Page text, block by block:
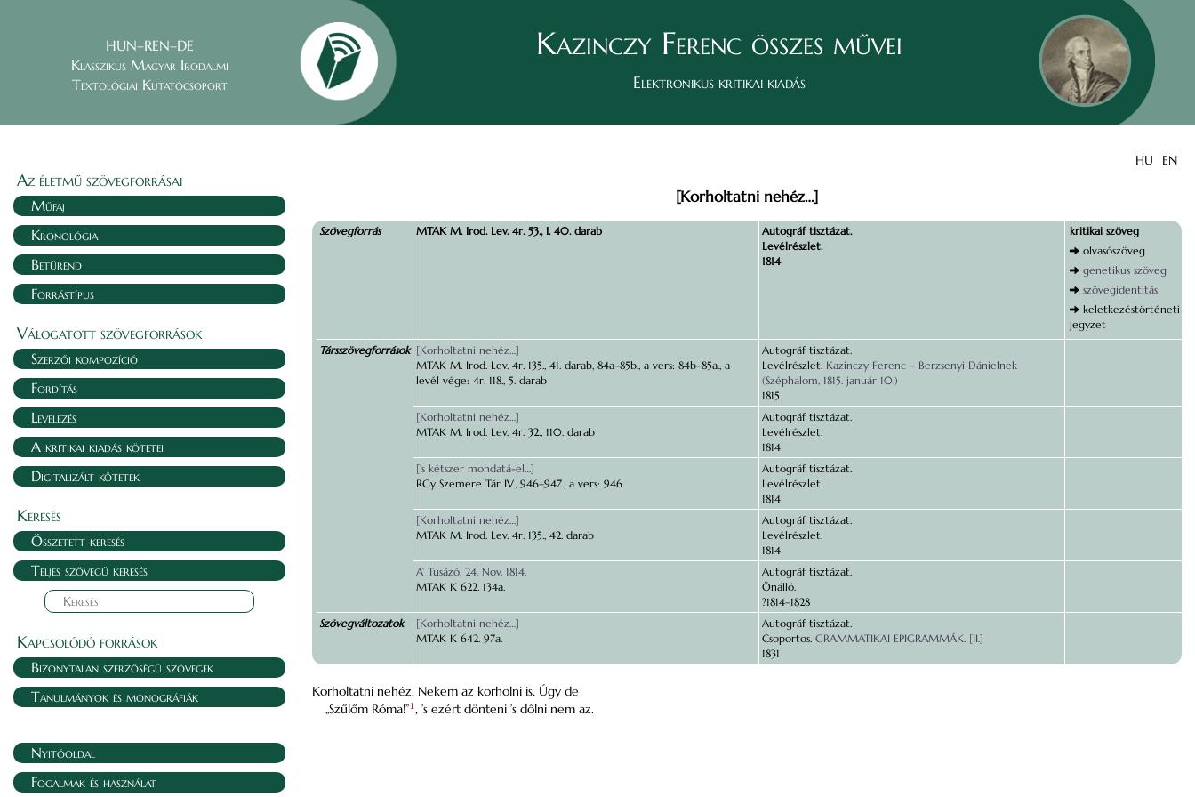
HUN–REN–DE
Klasszikus Magyar Irodalmi
Textológiai Kutatócsoport
Kazinczy Ferenc összes művei
Elektronikus kritikai kiadás
HU EN
Az életmű szövegforrásai
Műfaj
Kronológia
Betűrend
Forrástípus
Válogatott szövegforrások
Szerzői kompozíció
Fordítás
Levelezés
A kritikai kiadás kötetei
Digitalizált kötetek
Keresés
Összetett keresés
Teljes szövegű keresés
Kapcsolódó források
Bizonytalan szerzőségű szövegek
Tanulmányok és monográfiák
Nyitóoldal
Fogalmak és használat
[Korholtatni nehéz…]
Szövegforrás MTAK M. Irod. Lev. 4r. 53., I. 40. darab
Autográf tisztázat.
Levélrészlet.
1814
kritikai szöveg
olvasószöveg
genetikus szöveg
szövegidentitás
keletkezéstörténeti
jegyzet
Társszövegforrások [Korholtatni nehéz…]
MTAK M. Irod. Lev. 4r. 135., 41. darab, 84a–85b., a vers: 84b–85a., a
levél vége: 4r. 118., 5. darab
Autográf tisztázat.
Levélrészlet. Kazinczy Ferenc – Berzsenyi Dánielnek
(Széphalom, 1815. január 10.)
1815
[Korholtatni nehéz…]
MTAK M. Irod. Lev. 4r. 32., 110. darab
Autográf tisztázat.
Levélrészlet.
1814
[’s kétszer mondatá-el…]
RGy Szemere Tár IV., 946–947., a vers: 946.
Autográf tisztázat.
Levélrészlet.
1814
[Korholtatni nehéz…]
MTAK M. Irod. Lev. 4r. 135., 42. darab
Autográf tisztázat.
Levélrészlet.
1814
A’ Tusázó. 24. Nov. 1814.
MTAK K 622. 134a.
Autográf tisztázat.
Önálló.
?1814–1828
Szövegváltozatok
[Korholtatni nehéz…]
MTAK K 642. 97a.
Autográf tisztázat.
Csoportos. GRAMMATIKAI EPIGRAMMÁK. [II.]
1831
Korholtatni nehéz. Nekem az korholni is. Úgy de
„Szűlőm Róma!”1 , ’s ezért dönteni ’s dőlni nem az.